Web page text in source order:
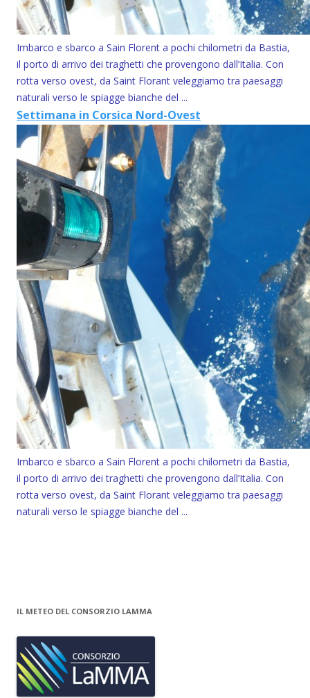
Imbarco e sbarco a Sain Florent a pochi chilometri da Bastia,
il porto di arrivo dei traghetti che provengono dall’Italia. Con
rotta verso ovest, da Saint Florant veleggiamo tra paesaggi
naturali verso le spiagge bianche del ...
Settimana in Corsica Nord-Ovest
Imbarco e sbarco a Sain Florent a pochi chilometri da Bastia,
il porto di arrivo dei traghetti che provengono dall’Italia. Con
rotta verso ovest, da Saint Florant veleggiamo tra paesaggi
naturali verso le spiagge bianche del ...
IL METEO DEL CONSORZIO LAMMA